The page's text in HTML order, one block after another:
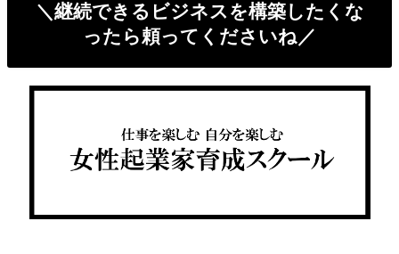
＼継続できるビジネスを構築したくな
ったら頼ってくださいね／